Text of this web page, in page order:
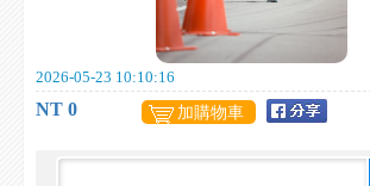
2026-05-23 10:10:16
NT 0 加購物車